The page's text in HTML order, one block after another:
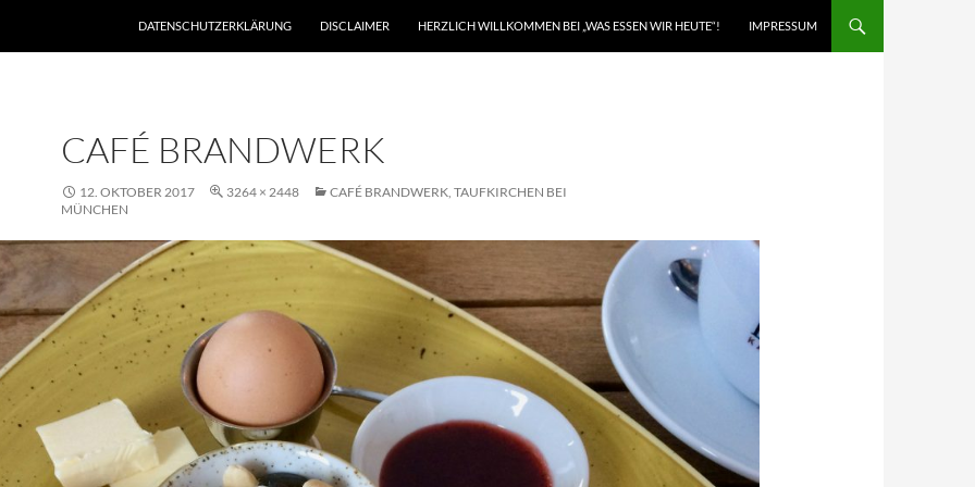
DATENSCHUTZERKLÄRUNG DISCLAIMER HERZLICH WILLKOMMEN BEI „WAS ESSEN WIR HEUTE“! IMPRESSUM
CAFÉ BRANDWERK
12. OKTOBER 2017 3264 × 2448
CAFÉ BRANDWERK, TAUFKIRCHEN BEI
MÜNCHEN